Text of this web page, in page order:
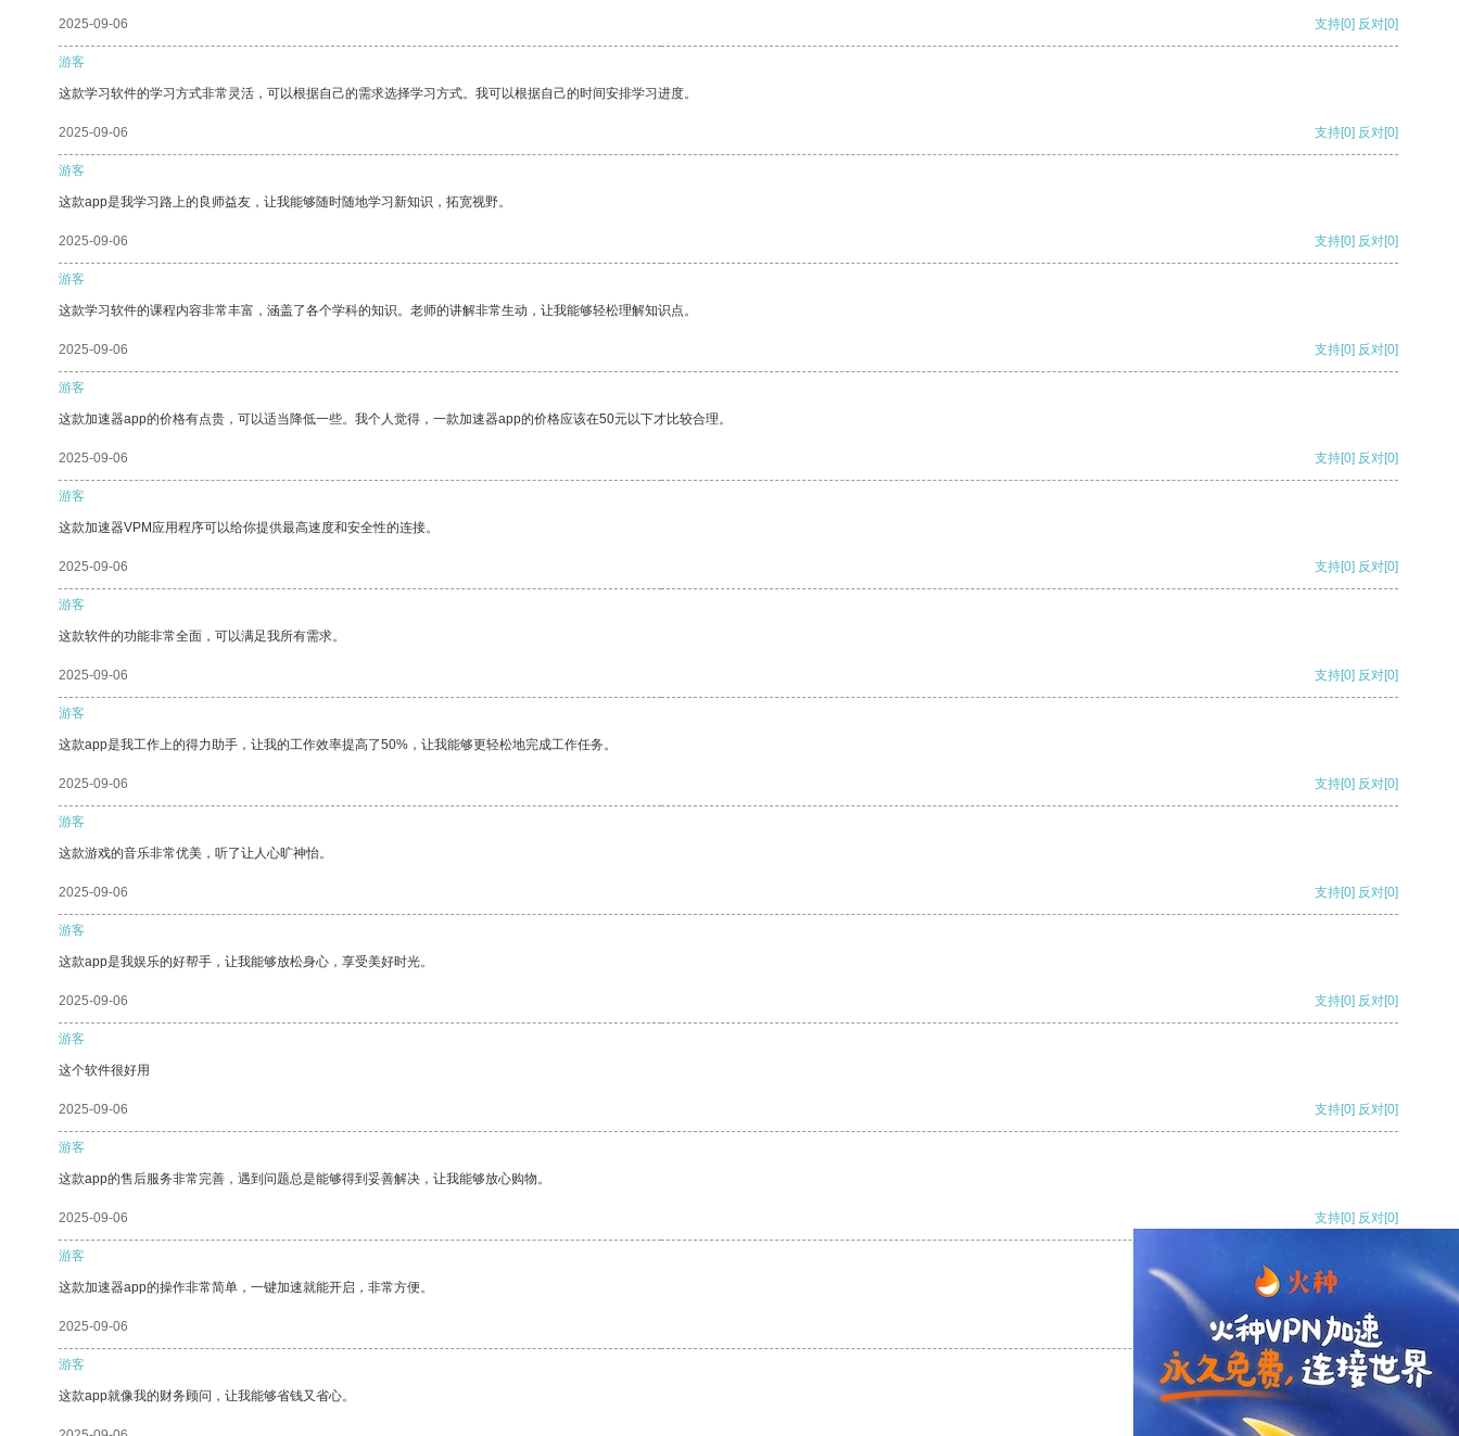
2025-09-06 支持[0] 反对[0]
游客
这款学习软件的学习方式非常灵活，可以根据自己的需求选择学习方式。我可以根据自己的时间安排学习进度。
2025-09-06 支持[0] 反对[0]
游客
这款app是我学习路上的良师益友，让我能够随时随地学习新知识，拓宽视野。
2025-09-06 支持[0] 反对[0]
游客
这款学习软件的课程内容非常丰富，涵盖了各个学科的知识。老师的讲解非常生动，让我能够轻松理解知识点。
2025-09-06 支持[0] 反对[0]
游客
这款加速器app的价格有点贵，可以适当降低一些。我个人觉得，一款加速器app的价格应该在50元以下才比较合理。
2025-09-06 支持[0] 反对[0]
游客
这款加速器VPM应用程序可以给你提供最高速度和安全性的连接。
2025-09-06 支持[0] 反对[0]
游客
这款软件的功能非常全面，可以满足我所有需求。
2025-09-06 支持[0] 反对[0]
游客
这款app是我工作上的得力助手，让我的工作效率提高了50%，让我能够更轻松地完成工作任务。
2025-09-06 支持[0] 反对[0]
游客
这款游戏的音乐非常优美，听了让人心旷神怡。
2025-09-06 支持[0] 反对[0]
游客
这款app是我娱乐的好帮手，让我能够放松身心，享受美好时光。
2025-09-06 支持[0] 反对[0]
游客
这个软件很好用
2025-09-06 支持[0] 反对[0]
游客
这款app的售后服务非常完善，遇到问题总是能够得到妥善解决，让我能够放心购物。
2025-09-06 支持[0] 反对[0]
游客
这款加速器app的操作非常简单，一键加速就能开启，非常方便。
2025-09-06 支持[0] 反对
游客
这款app就像我的财务顾问，让我能够省钱又省心。